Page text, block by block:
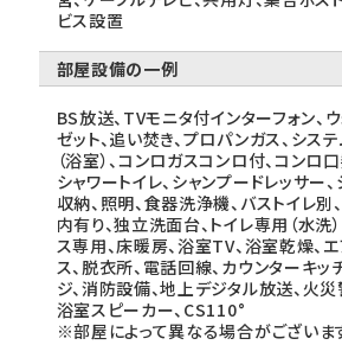
ビス設置
部屋設備の一例
BS放送、TVモニタ付インターフォン、
ゼット、追い焚き、プロパンガス、シス
（浴室）、コンロガスコンロ付、コンロ
シャワートイレ、シャンプードレッサー
収納、照明、食器洗浄機、バストイレ
内有り、独立洗面台、トイレ専用（水洗
ス専用、床暖房、浴室TV、浴室乾燥、
ス、脱衣所、電話回線、カウンターキッ
ジ、消防設備、地上デジタル放送、火災
浴室スピーカー、CS110°
※部屋によって異なる場合がございま